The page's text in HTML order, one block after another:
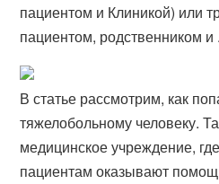
пациентом и Клиникой) или
пациентом, родственником и .
В статье рассмотрим, как
тяжелобольному человеку.
медицинское учреждение,
пациентам оказывают